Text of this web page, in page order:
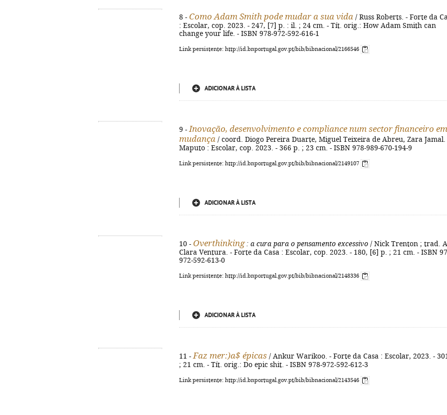
8 - Como Adam Smith pode mudar a sua vida / Russ Roberts. - Forte da
: Escolar, cop. 2023. - 247, [7] p. : il. ; 24 cm. - Tít. orig.: How Adam Smith can
change your life. - ISBN 978-972-592-616-1
Link persistente: http://id.bnportugal.gov.pt/bib/bibnacional/2166546
ADICIONAR À LISTA
9 - Inovação, desenvolvimento e compliance num sector financeiro em
mudança / coord. Diogo Pereira Duarte, Miguel Teixeira de Abreu, Zara Jamal.
Maputo : Escolar, cop. 2023. - 366 p. ; 23 cm. - ISBN 978-989-670-194-9
Link persistente: http://id.bnportugal.gov.pt/bib/bibnacional/2149107
ADICIONAR À LISTA
10 - Overthinking: a cura para o pensamento excessivo / Nick Trenton ; trad.
Clara Ventura. - Forte da Casa : Escolar, cop. 2023. - 180, [6] p. ; 21 cm. - ISBN
972-592-613-0
Link persistente: http://id.bnportugal.gov.pt/bib/bibnacional/2148336
ADICIONAR À LISTA
11 - Faz mer:)a$ épicas / Ankur Warikoo. - Forte da Casa : Escolar, 2023. -
; 21 cm. - Tít. orig.: Do epic shit. - ISBN 978-972-592-612-3
Link persistente: http://id.bnportugal.gov.pt/bib/bibnacional/2143546